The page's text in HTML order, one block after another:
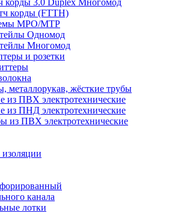
корды 3.0 Duplex Многомод
корды (FTTH)
MPO/MTP
Одномод
Многомод
и розетки
металлорукав, жёсткие трубы
из ПВХ электротехнические
из ПНД электротехнические
из ПВХ электротехнические
канала
лотки